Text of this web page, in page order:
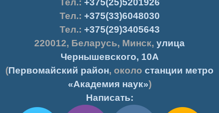
Тел.: +375(25)5201926
Тел.: +375(33)6048030
Тел.: +375(29)3405643
220012, Беларусь, Минск, улица
Чернышевского, 10А
(Первомайский район, около станции метро
«Академия наук»)
Написать: